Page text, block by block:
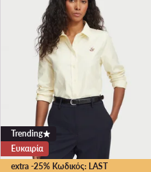
extra -25% Κωδικός: LAST
Trending
Ευκαιρία